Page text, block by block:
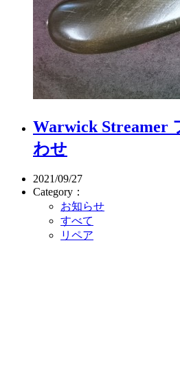
Warwick Streamer
わせ
2021/09/27
Category：
お知らせ
すべて
リペア